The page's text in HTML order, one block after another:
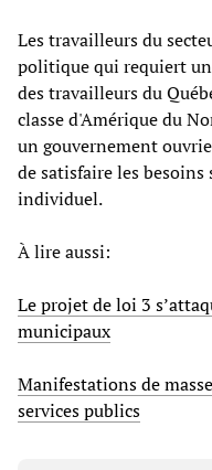
Les travailleurs du
politique qui requiert
des travailleurs du
classe d'Amérique du
un gouvernement
de satisfaire les
individuel.
À lire aussi:
Le projet de loi 3
municipaux
Manifestations de
services publics